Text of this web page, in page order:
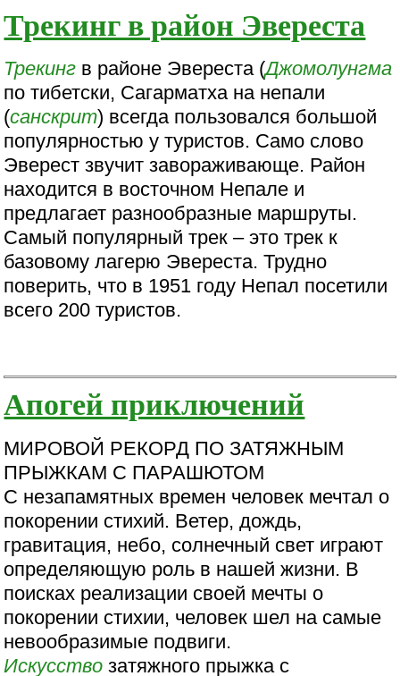
Трекинг в район Эвереста
Трекинг в районе Эвереста (Джомолунгма
по тибетски, Сагарматха на непали
(санскрит) всегда пользовался большой
популярностью у туристов. Само слово
Эверест звучит завораживающе. Район
находится в восточном Непале и
предлагает разнообразные маршруты.
Самый популярный трек – это трек к
базовому лагерю Эвереста. Трудно
поверить, что в 1951 году Непал посетили
всего 200 туристов.
Апогей приключений
МИРОВОЙ РЕКОРД ПО ЗАТЯЖНЫМ
ПРЫЖКАМ С ПАРАШЮТОМ
С незапамятных времен человек мечтал о
покорении стихий. Ветер, дождь,
гравитация, небо, солнечный свет играют
определяющую роль в нашей жизни. В
поисках реализации своей мечты о
покорении стихии, человек шел на самые
невообразимые подвиги.
Искусство затяжного прыжка с